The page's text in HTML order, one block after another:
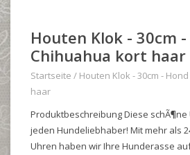
Houten Klok - 30cm
Chihuahua kort haar
Startseite / Houten Klok - 30cm -
haar
Produktbeschreibung Diese
jeden Hundeliebhaber! Mit mehr als
Uhren haben wir Ihre Hunderasse